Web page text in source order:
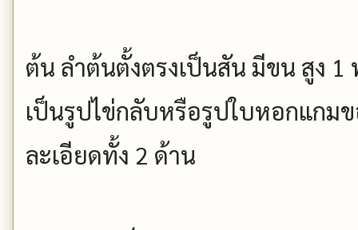
ต้น ลำต้นตั้งตรงเป็นสัน มีขน สูง 1
เป็นรูปไข่กลับหรือรูปใบหอกแก
ละเอียดทั้ง 2 ด้าน